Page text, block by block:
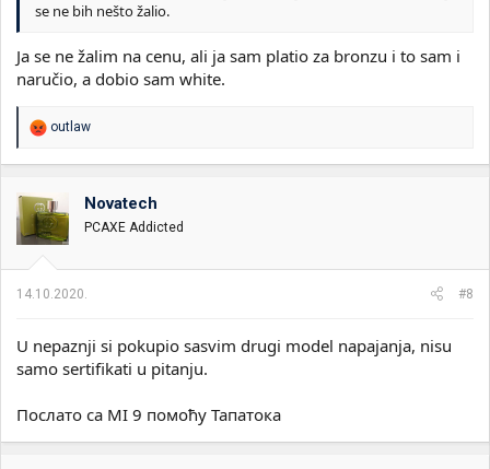
se ne bih nešto žalio.
Ja se ne žalim na cenu, ali ja sam platio za bronzu i to sam i
naručio, a dobio sam white.
R
a
o
v
a
n
:
outlaw
Novatech
PCAXE Addicted
14.10.2020. #8
U nepaznji si pokupio sasvim drugi model napajanja, nisu
samo sertifikati u pitanju.
Послато са MI 9 помоћу Тапатока